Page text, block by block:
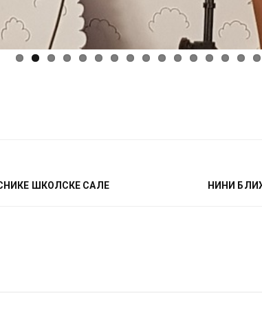
ШКОЛСКЕ САЛЕ НИНИ